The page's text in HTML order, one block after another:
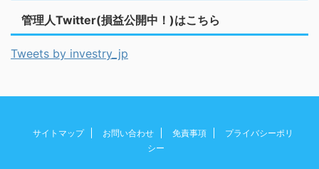
管理人Twitter(損益公開中！)はこちら
Tweets by investry_jp
サイトマップ お問い合わせ 免責事項
プライバシーポリ
シー